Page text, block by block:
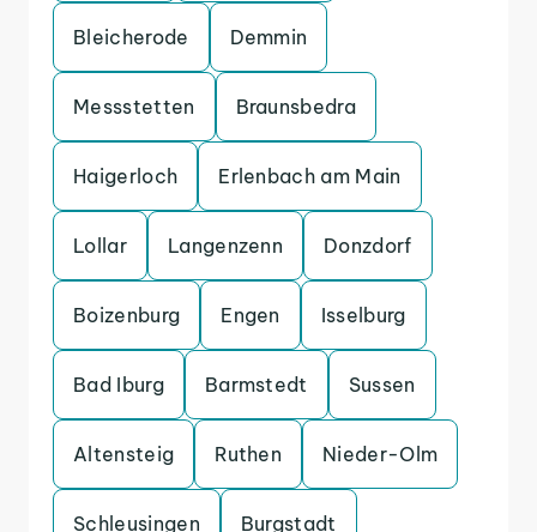
Bleicherode Demmin
Messstetten Braunsbedra
Haigerloch Erlenbach am Main
Lollar Langenzenn Donzdorf
Boizenburg Engen Isselburg
Bad Iburg Barmstedt Sussen
Altensteig Ruthen Nieder-Olm
Schleusingen Burgstadt